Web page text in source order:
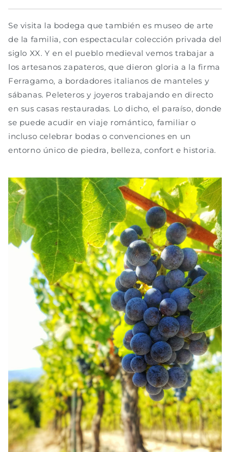
Se visita la bodega que también es museo de arte
de la familia, con espectacular colección privada del
siglo XX. Y en el pueblo medieval vemos trabajar a
los artesanos zapateros, que dieron gloria a la firma
Ferragamo, a bordadores italianos de manteles y
sábanas. Peleteros y joyeros trabajando en directo
en sus casas restauradas. Lo dicho, el paraíso, donde
se puede acudir en viaje romántico, familiar o
incluso celebrar bodas o convenciones en un
entorno único de piedra, belleza, confort e historia.